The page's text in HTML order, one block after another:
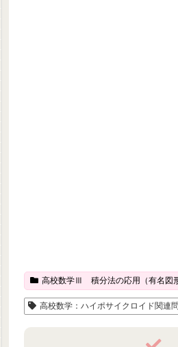
高校数学Ⅲ 積分法の応用（有名図
高校数学：ハイポサイクロイド関連